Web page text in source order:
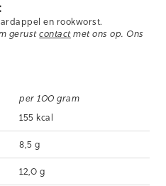
en rookworst.
gerustcontactmet ons op. Ons
per 100 gram
155 kcal
8,5 g
12,0 g